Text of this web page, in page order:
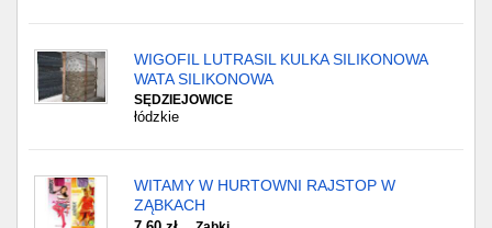
WIGOFIL LUTRASIL KULKA SILIKONOWA
WATA SILIKONOWA
SĘDZIEJOWICE
łódzkie
WITAMY W HURTOWNI RAJSTOP W
ZĄBKACH